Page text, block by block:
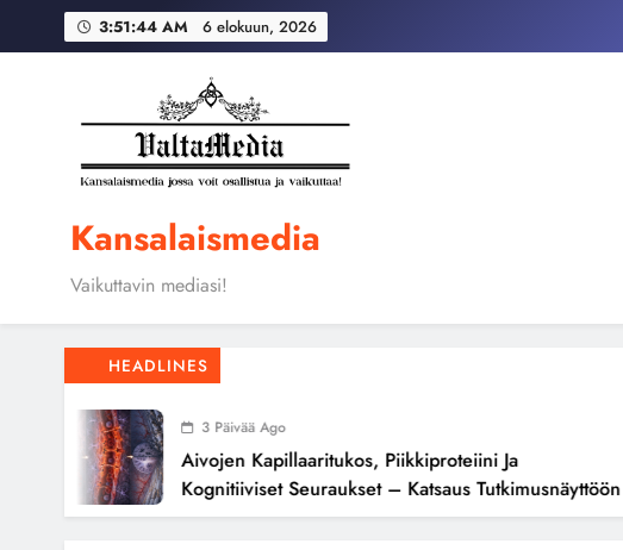
3:51:45 AM 6 elokuun, 2026 Globaali pääoma ja
Kansalaismedia
Vaikuttavin mediasi!
HEADLINES
3 Päivää Ago
Aivojen Kapillaaritukos, Piikkiproteiini Ja
Kognitiiviset Seuraukset – Katsaus Tutkimusnäyttöön